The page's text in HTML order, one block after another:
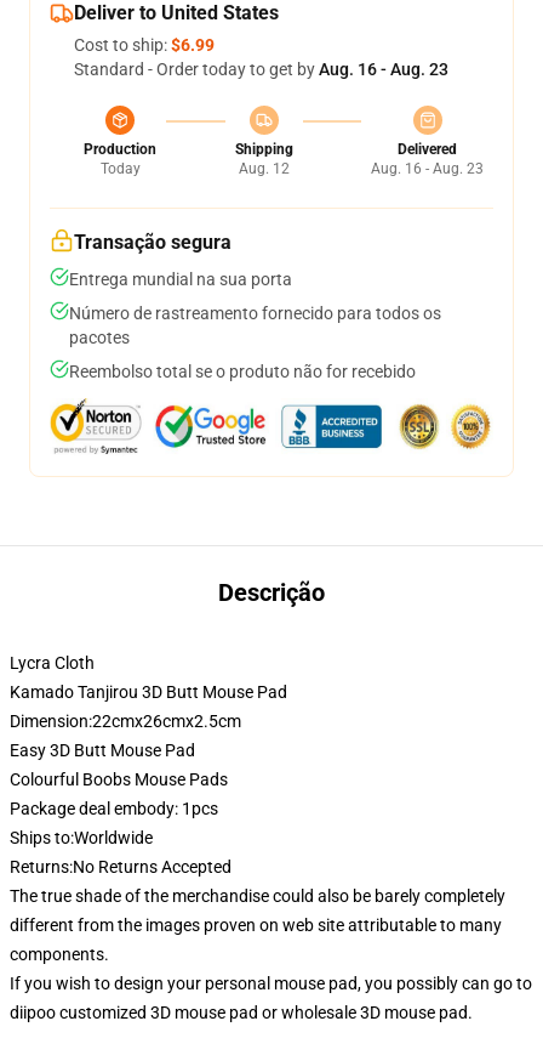
Deliver to United States
Cost to ship:$6.99
Standard - Order today to get byAug. 16 - Aug. 23
Production
Today
Shipping
Aug. 12
Delivered
Aug. 16 - Aug. 23
Transação segura
Entrega mundial na sua porta
Número de rastreamento fornecido para todos os
pacotes
Reembolso total se o produto não for recebido
Descrição
Lycra Cloth
Kamado Tanjirou 3D Butt Mouse Pad
Dimension:22cmx26cmx2.5cm
Easy 3D Butt Mouse Pad
Colourful Boobs Mouse Pads
Package deal embody: 1pcs
Ships to:Worldwide
Returns:No Returns Accepted
The true shade of the merchandise could also be barely completely
different from the images proven on web site attributable to many
components.
If you wish to design your personal mouse pad, you possibly can go to
diipoo customized 3D mouse pad or wholesale 3D mouse pad.